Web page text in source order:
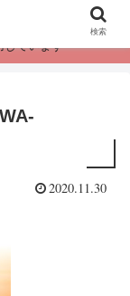
しています
2020.11.30
検索